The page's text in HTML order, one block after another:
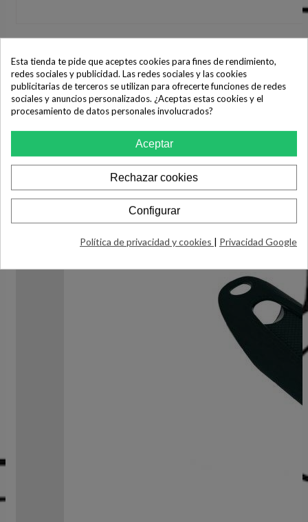
Esta tienda te pide que aceptes cookies para fines de rendimiento,
redes sociales y publicidad. Las redes sociales y las cookies
publicitarias de terceros se utilizan para ofrecerte funciones de redes
sociales y anuncios personalizados. ¿Aceptas estas cookies y el
procesamiento de datos personales involucrados?
Aceptar
Rechazar cookies
Configurar
Política de privacidad y cookies | Privacidad Google